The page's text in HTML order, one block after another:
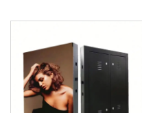
skilt mobil reklameskjerm